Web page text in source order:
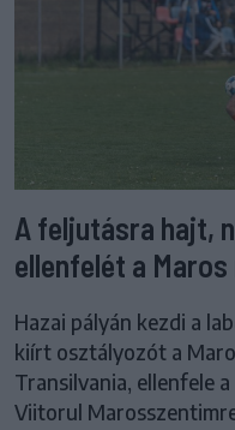
A feljutásra hajt,
ellenfelét a
Hazai pályán kezdi a
kiírt osztályozót a
Transilvania, ellenfele
Viitorul